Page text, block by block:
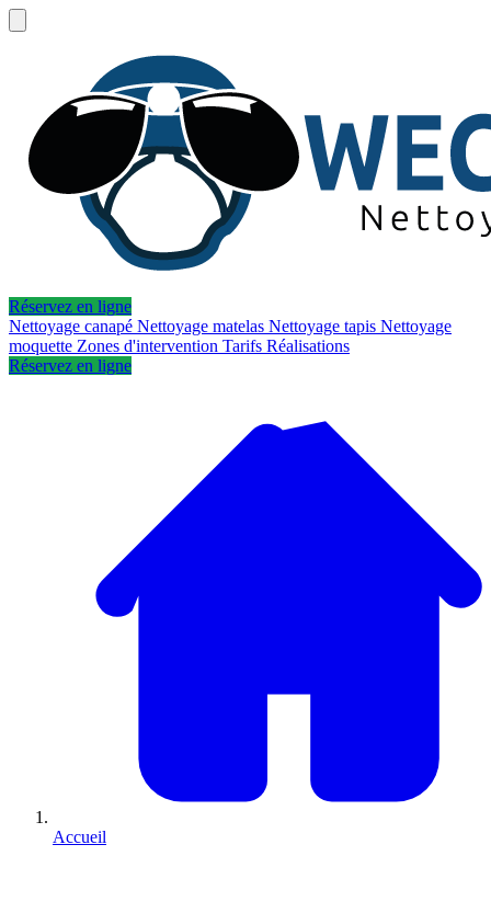
Réservez en ligne
Nettoyage canapé Nettoyage matelas Nettoyage tapis Nettoyage
moquette Zones d'intervention Tarifs Réalisations
Réservez en ligne
Accueil